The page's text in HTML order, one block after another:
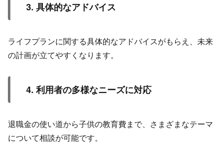
3. 具体的なアドバイス
ライフプランに関する具体的なアドバイスがもらえ、未来
の計画が立てやすくなります。
4. 利用者の多様なニーズに対応
退職金の使い道から子供の教育費まで、さまざまなテーマ
について相談が可能です。